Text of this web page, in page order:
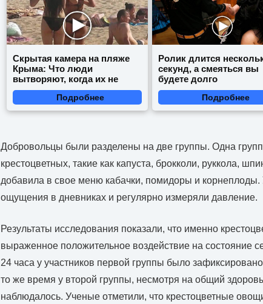
Скрытая камера на пляже
Крыма: Что люди
вытворяют, когда их не
видят...
Подробнее
Ролик длится
секунд, а смеяться вы
будете долго
Подробнее
Добровольцы были разделены на две группы. Одна
крестоцветных, такие как капуста, брокколи, руккола,
добавила в свое меню кабачки, помидоры и корнеплоды.
ощущения в дневниках и регулярно измеряли давление.
Результаты исследования показали, что именно
выраженное положительное воздействие на состояние
24 часа у участников первой группы было
то же время у второй группы, несмотря на общий
наблюдалось. Ученые отметили, что крестоцветные